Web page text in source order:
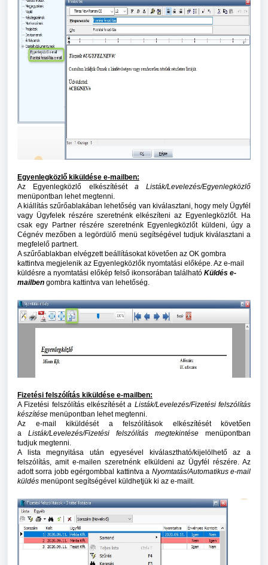
Egyenlegközlő kiküldése e-mailben:
Az Egyenlegközlő elkészítését a Listák/Levelezés/Egyenlegközlő
menüpontban lehet megtenni.
A kiállítás szűrőablakában lehetőség van kiválasztani, hogy mely Ügyfél
vagy Ügyfelek részére szeretnénk elkészíteni az Egyenlegközlőt. Ha
csak egy Partner részére szeretnénk Egyenlegközlőt küldeni, úgy a
Cégnév mezőben a legördülő menü segítségével tudjuk kiválasztani a
megfelelő partnert.
A szűrőablakban elvégzett beállításokat követően az OK gombra
kattintva megjelenik az Egyenlegközlők nyomtatási előképe. Az e-mail
küldésre a nyomtatási előkép felső ikonsorában található Küldés e-
mailben gombra kattintva van lehetőség.
Fizetési felszólítás kiküldése e-mailben:
A Fizetési felszólítás elkészítéséta Listák/Levelezés/Fizetési felszólítás
készítése menüpontban lehet megtenni.
Az e-mail kiküldését a felszólítások elkészítését követően
a Listák/Levelezés/Fizetési felszólítás megtekintése menüpontban
tudjuk megtenni.
A lista megnyitása után egyesével kiválasztható/kijelölhető az a
felszólítás, amit e-mailen szeretnénk elküldeni az Ügyfél részére. Az
adott sorra jobb egérgombbal kattintva a Nyomtatás/Automatikus e-mail
küldés menüpont segítségével küldhetjük ki az e-mailt.